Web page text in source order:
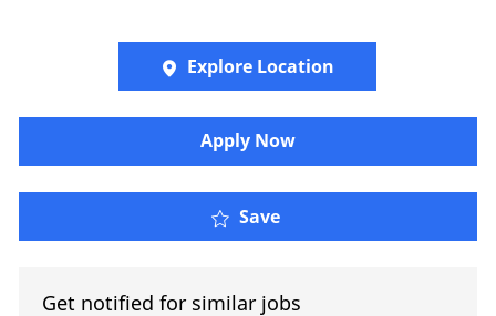
Explore Location
Apply Now
Save
Get notified for similar jobs